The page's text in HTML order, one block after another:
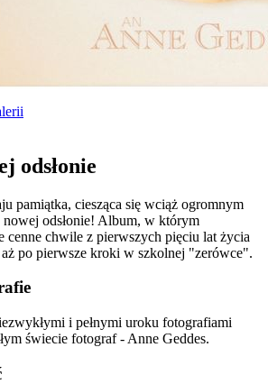
odsłonie
pamiątka, ciesząca się wciąż ogromnym
odsłonie! Album, w którym
cenne chwile z pierwszych pięciu lat życia
po pierwsze kroki w szkolnej "zerówce".
i pełnymi uroku fotografiami
świecie fotograf - Anne Geddes.